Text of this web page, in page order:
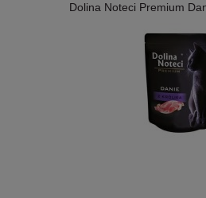
Dolina Noteci Premium